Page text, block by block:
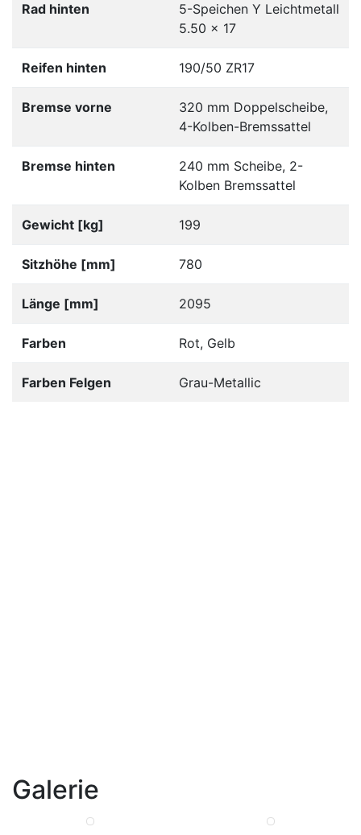
Rad hinten
5-Speichen Y Leichtmetall
5.50 x 17
Reifen hinten 190/50 ZR17
Bremse vorne
320 mm Doppelscheibe,
4-Kolben-Bremssattel
Bremse hinten
240 mm Scheibe, 2-
Kolben Bremssattel
Gewicht [kg] 199
Sitzhöhe [mm] 780
Länge [mm] 2095
Farben Rot, Gelb
Farben Felgen Grau-Metallic
Galerie